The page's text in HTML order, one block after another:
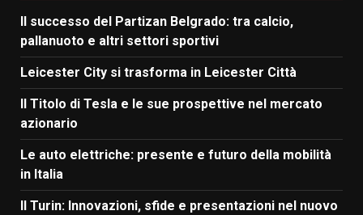
Il successo del Partizan Belgrado: tra calcio,
pallanuoto e altri settori sportivi
Leicester City si trasforma in Leicester Città
Il Titolo di Tesla e le sue prospettive nel mercato
azionario
Le auto elettriche: presente e futuro della mobilità
in Italia
Il Turin: Innovazioni, sfide e presentazioni nel nuovo